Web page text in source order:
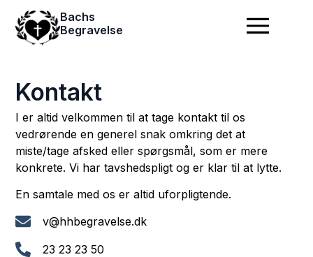
Bachs
Begravelse
Kontakt
I er altid velkommen til at tage kontakt til os
vedrørende en generel snak omkring det at
miste/tage afsked eller spørgsmål, som er mere
konkrete. Vi har tavshedspligt og er klar til at lytte.
En samtale med os er altid uforpligtende.
v@hhbegravelse.dk
23 23 23 50